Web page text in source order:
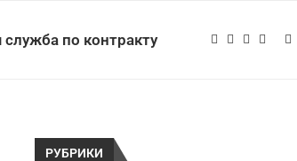
служба по контракту
РУБРИКИ